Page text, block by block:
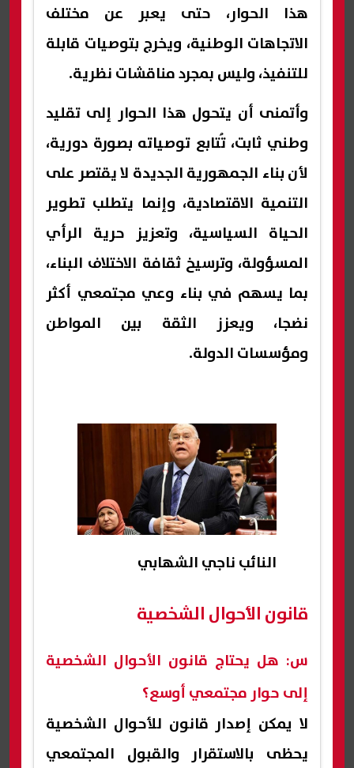
هذا الحوار، حتى يعبر عن مختلف
الاتجاهات الوطنية، ويخرج بتوصيات قابلة
للتنفيذ، وليس بمجرد مناقشات نظرية.
وأتمنى أن يتحول هذا الحوار إلى تقليد
وطني ثابت، تُتابع توصياته بصورة دورية،
لأن بناء الجمهورية الجديدة لا يقتصر على
التنمية الاقتصادية، وإنما يتطلب تطوير
الحياة السياسية، وتعزيز حرية الرأي
المسؤولة، وترسيخ ثقافة الاختلاف البناء،
بما يسهم في بناء وعي مجتمعي أكثر
نضجا، ويعزز الثقة بين المواطن
ومؤسسات الدولة.
النائب ناجي الشهابي
قانون الأحوال الشخصية
س: هل يحتاج قانون الأحوال الشخصية
إلى حوار مجتمعي أوسع؟
لا يمكن إصدار قانون للأحوال الشخصية
يحظى بالاستقرار والقبول المجتمعي